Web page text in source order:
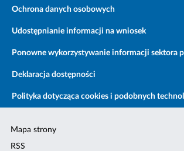
Ochrona danych osobowych
Udostępnianie informacji na wniosek
Ponowne wykorzystywanie informacji sektora
Deklaracja dostępności
Polityka dotycząca cookies i podobnych
Mapa strony
RSS